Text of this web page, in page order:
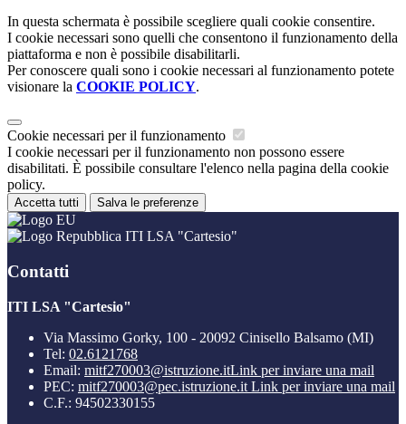
In questa schermata è possibile scegliere quali cookie consentire.
I cookie necessari sono quelli che consentono il funzionamento della
piattaforma e non è possibile disabilitarli.
Per conoscere quali sono i cookie necessari al funzionamento potete
visionare la COOKIE POLICY.
Cookie necessari per il funzionamento
I cookie necessari per il funzionamento non possono essere
disabilitati. È possibile consultare l'elenco nella pagina della cookie
policy.
Accetta tutti Salva le preferenze
ITI LSA "Cartesio"
Contatti
ITI LSA "Cartesio"
Via Massimo Gorky, 100 - 20092 Cinisello Balsamo (MI)
Tel: 02.6121768
Email: mitf270003@istruzione.itLink per inviare una mail
PEC: mitf270003@pec.istruzione.it Link per inviare una mail
C.F.: 94502330155